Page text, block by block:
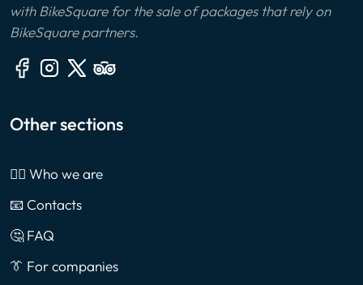
with BikeSquare for the sale of packages that rely on
BikeSquare partners.
Other sections
🙎‍♂️ Who we are
📧 Contacts
🤔 FAQ
👔 For companies